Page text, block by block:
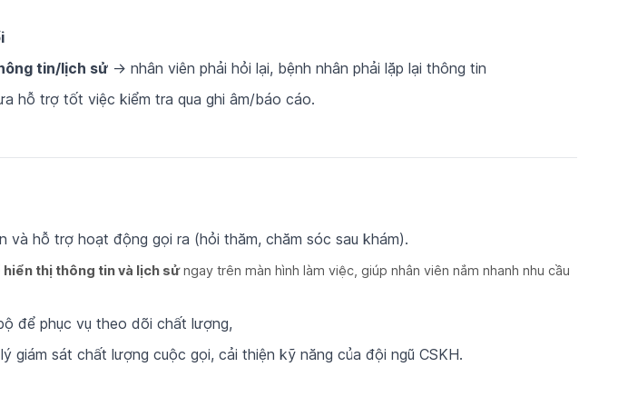
tin/lịch sử→ nhân viên phải hỏi lại, bệnh nhân phải lặp lại thông tin
hỗ trợ tốt việc kiểm tra qua ghi âm/báo cáo.
và hỗ trợ hoạt động gọi ra (hỏi thăm, chăm sóc sau khám).
hiển thị thông tin và lịch sửngay trên màn hình làm việc, giúp nhân viên nắm nhanh nhu cầu
để phục vụ theo dõi chất lượng,
giám sát chất lượng cuộc gọi, cải thiện kỹ năng của đội ngũ CSKH.